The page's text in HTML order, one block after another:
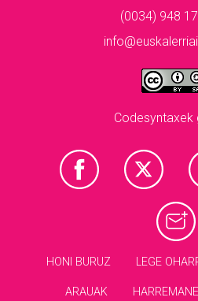
(0034) 948
Codesyntaxek
HONI BURUZ LEGE
ARAUAK